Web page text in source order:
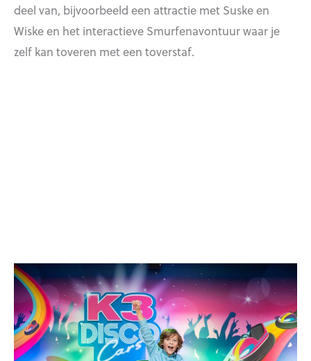
deel van, bijvoorbeeld een attractie met Suske en
Wiske en het interactieve Smurfenavontuur waar je
zelf kan toveren met een toverstaf.